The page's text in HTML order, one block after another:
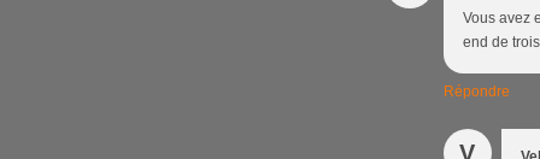
Vous avez
end de
Répondre
V